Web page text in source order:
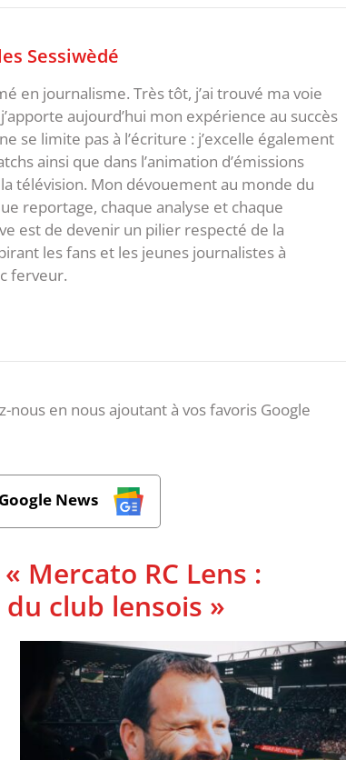
Sessiwèdé
en journalisme. Très tôt, j’ai trouvé ma voie
aujourd’hui mon expérience au succès
se limite pas à l’écriture : j’excelle également
ainsi que dans l’animation d’émissions
télévision. Mon dévouement au monde du
reportage, chaque analyse et chaque
est de devenir un pilier respecté de la
les fans et les jeunes journalistes à
ferveur.
en nous ajoutant à vos favoris Google
News
Mercato RC Lens :
club lensois »